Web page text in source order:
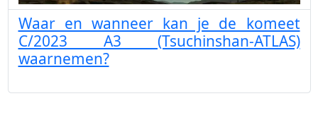
Waar en wanneer kan je de komeet
C/2023 A3 (Tsuchinshan-ATLAS)
waarnemen?